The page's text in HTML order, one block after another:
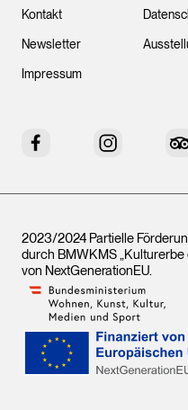
Kontakt
Newsletter
Impressum
Facebook Instagram
2023/2024 Partielle
durch BMWKMS „Kulturerbe
von NextGenerationEU.